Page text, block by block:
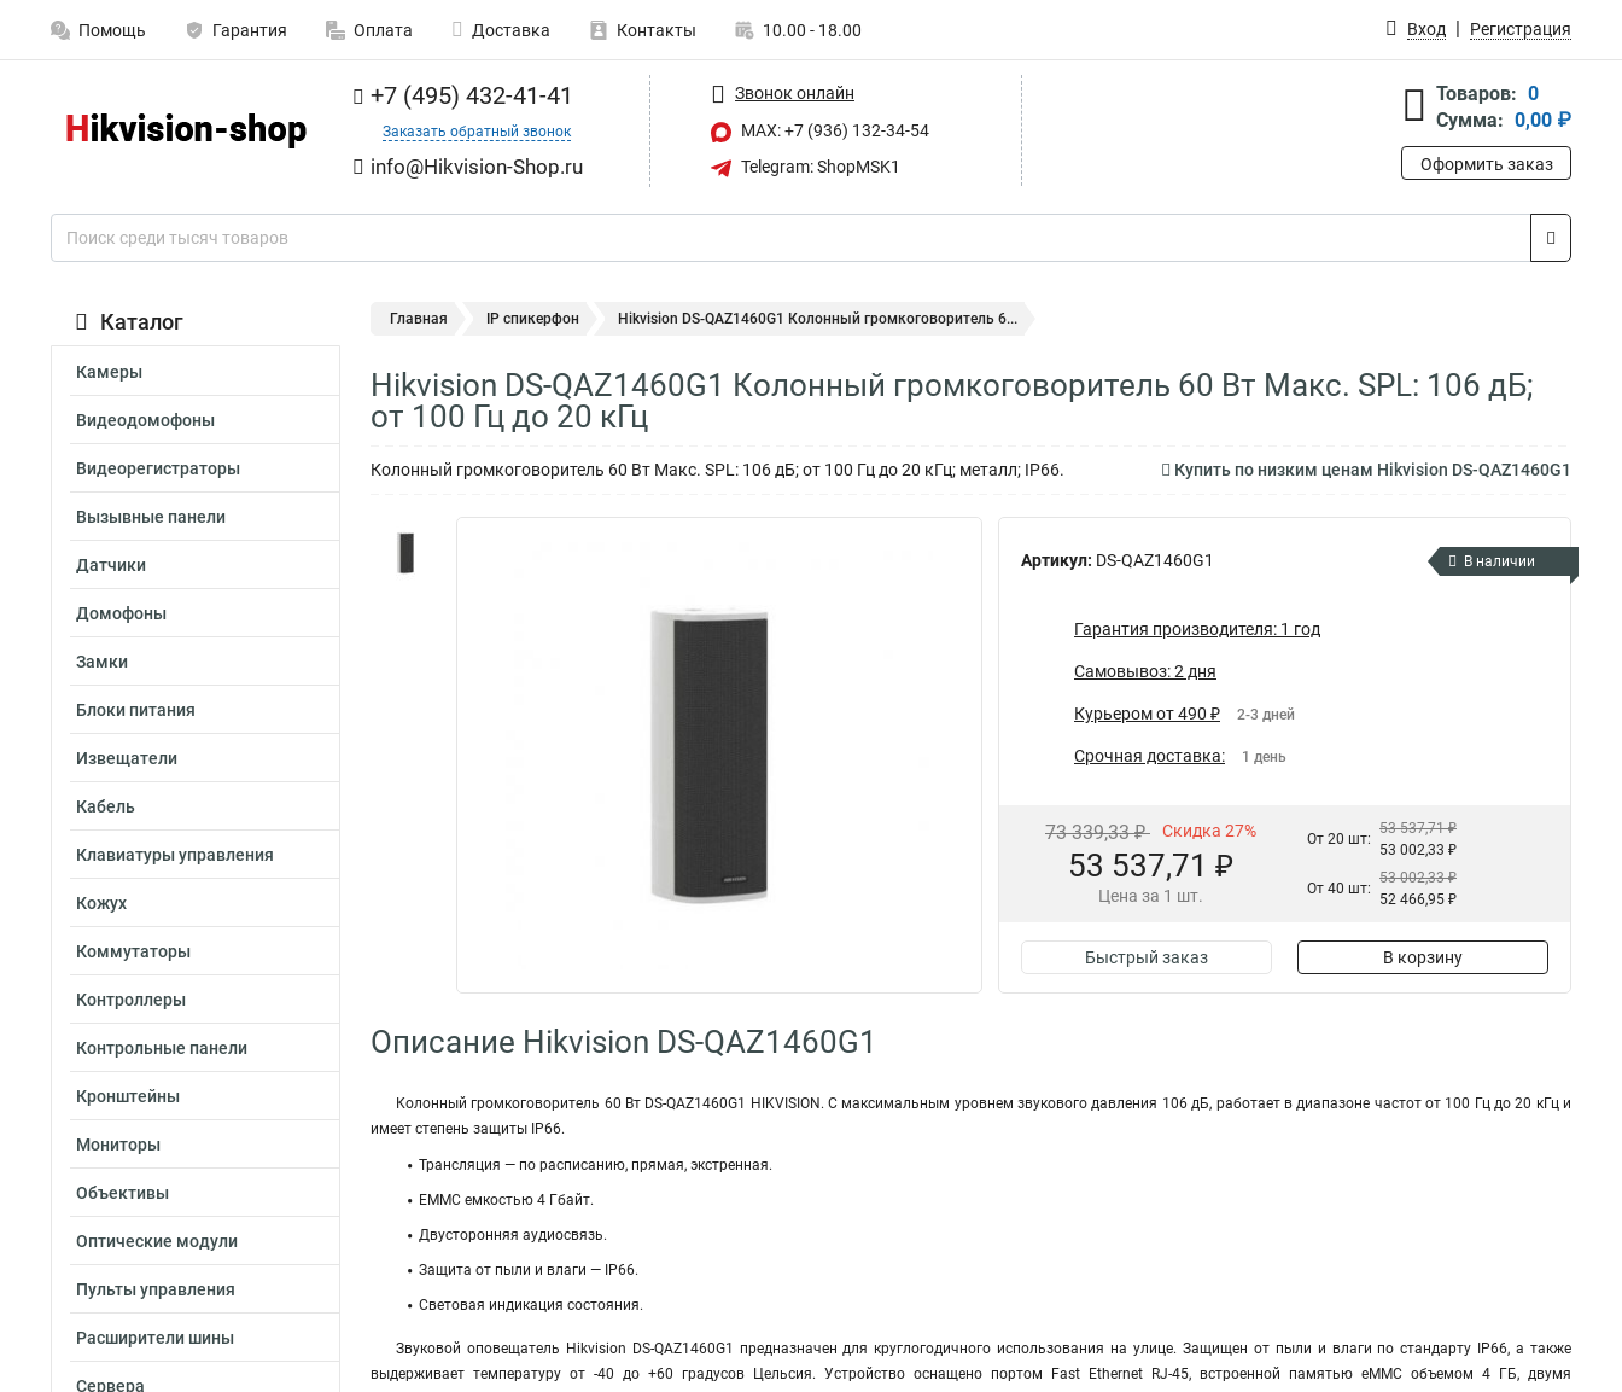
Помощь Гарантия Оплата Доставка Контакты 10.00 - 18.00 Вход Регистрация
+7 (495) 432-41-41
Заказать обратный звонок
info@Hikvision-Shop.ru
Звонок онлайн
MAX: +7 (936) 132-34-54
Telegram: ShopMSK1
Товаров: 0
Сумма: 0,00 ₽
Оформить заказ
Каталог
Камеры
Видеодомофоны
Видеорегистраторы
Вызывные панели
Датчики
Домофоны
Замки
Блоки питания
Извещатели
Кабель
Клавиатуры управления
Кожух
Коммутаторы
Контроллеры
Контрольные панели
Кронштейны
Мониторы
Объективы
Оптические модули
Пульты управления
Расширители шины
Сервера
Главная IP спикерфон Hikvision DS-QAZ1460G1 Колонный громкоговоритель 6...
Hikvision DS-QAZ1460G1 Колонный громкоговоритель 60 Вт Макс. SPL: 106 дБ;
от 100 Гц до 20 кГц
Колонный громкоговоритель 60 Вт Макс. SPL: 106 дБ; от 100 Гц до 20 кГц; металл; IP66. Купить по низким ценам Hikvision DS-QAZ1460G1
Артикул: DS-QAZ1460G1 В наличии
Гарантия производителя: 1 год
Самовывоз: 2 дня
Курьером от 490 ₽ 2-3 дней
Срочная доставка: 1 день
73 339,33 ₽ Скидка 27%
53 537,71 ₽
Цена за 1 шт.
От 20 шт:
53 537,71 ₽
53 002,33 ₽
От 40 шт:
53 002,33 ₽
52 466,95 ₽
Быстрый заказ В корзину
Описание Hikvision DS-QAZ1460G1
Колонный громкоговоритель 60 Вт DS-QAZ1460G1 HIKVISION. С максимальным уровнем звукового давления 106 дБ, работает в диапазоне частот от 100 Гц до 20 кГц и
имеет степень защиты IP66.
Трансляция — по расписанию, прямая, экстренная.
EMMC емкостью 4 Гбайт.
Двусторонняя аудиосвязь.
Защита от пыли и влаги — IP66.
Световая индикация состояния.
Звуковой оповещатель Hikvision DS-QAZ1460G1 предназначен для круглогодичного использования на улице. Защищен от пыли и влаги по стандарту IP66, а также
выдерживает температуру от -40 до +60 градусов Цельсия. Устройство оснащено портом Fast Ethernet RJ-45, встроенной памятью eMMC объемом 4 ГБ, двумя